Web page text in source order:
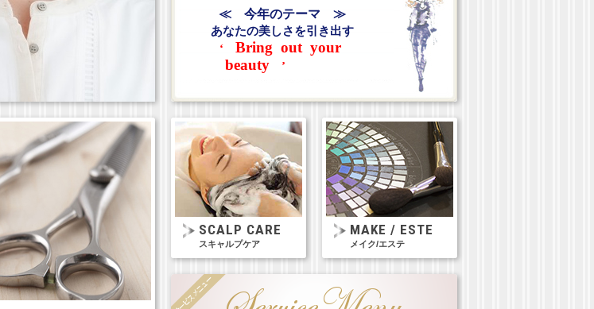
≪ 今年のテーマ ≫
あなたの美しさを引き出す
‘ Bring out your
beauty’
SCALP CARE
スキャルプケア
MAKE / ESTE
メイク/エステ